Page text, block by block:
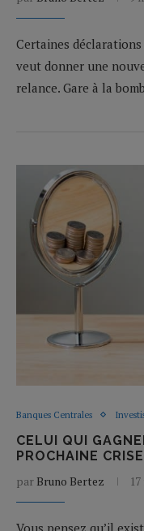
Certaines déclarations
veut donner une
relance. Gare à la
Banques Centrales
CELUI QUI
PROCHAINE
par Bruno Bertez
Vous pensez qu’il